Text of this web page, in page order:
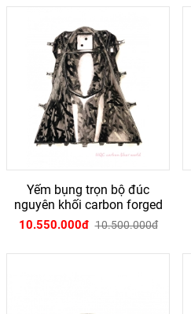
Yếm bụng trọn bộ đúc
nguyên khối carbon forged
10.550.000đ 10.500.000đ